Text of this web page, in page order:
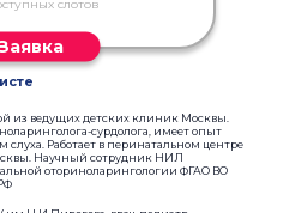
слотов
из ведущих детских клиник Москвы.
сурдолога, имеет опыт
Работает в перинатальном центре
Научный сотрудник НИЛ
оториноларингологии ФГАО ВО